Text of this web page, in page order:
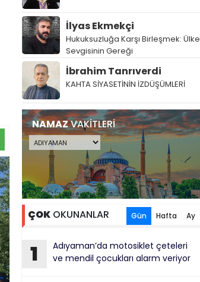
İlyas Ekmekçi
Hukuksuzluğa Karşı Birleşmek: Ülke
Sevgisinin Gereği
İbrahim Tanrıverdi
KAHTA SİYASETİNİN İZDÜŞÜMLERİ
NAMAZVAKİTLERİ
ÇOKOKUNANLAR Gün Hafta Ay
1
Adıyaman’da motosiklet çeteleri
ve mendil çocukları alarm veriyor